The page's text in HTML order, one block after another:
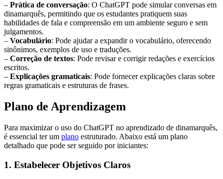
– Prática de conversação: O ChatGPT pode simular conversas em
dinamarquês, permitindo que os estudantes pratiquem suas
habilidades de fala e compreensão em um ambiente seguro e sem
julgamentos.
– Vocabulário: Pode ajudar a expandir o vocabulário, oferecendo
sinônimos, exemplos de uso e traduções.
– Correção de textos: Pode revisar e corrigir redações e exercícios
escritos.
– Explicações gramaticais: Pode fornecer explicações claras sobre
regras gramaticais e estruturas de frases.
Plano de Aprendizagem
Para maximizar o uso do ChatGPT no aprendizado de dinamarquês,
é essencial ter um plano estruturado. Abaixo está um plano
detalhado que pode ser seguido por iniciantes:
1. Estabelecer Objetivos Claros